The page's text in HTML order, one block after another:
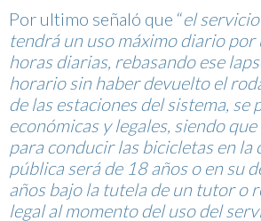
Por ultimo señaló que “el
tendrá un uso máximo diario por
horas diarias, rebasando ese
horario sin haber devuelto el
de las estaciones del sistema, se
económicas y legales, siendo
para conducir las bicicletas en la
pública será de 18 años o en su
años bajo la tutela de un tutor o
legal al momento del uso del